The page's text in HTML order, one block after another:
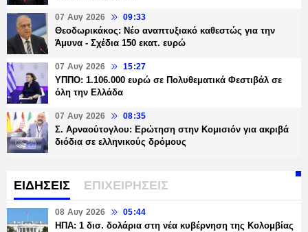
07 Αυγ 2026 09:33
Θεοδωρικάκος: Νέο αναπτυξιακό καθεστώς για την
Άμυνα - Σχέδια 150 εκατ. ευρώ
07 Αυγ 2026 15:27
ΥΠΠΟ: 1.106.000 ευρώ σε Πολυθεματικά Φεστιβάλ σε
όλη την Ελλάδα
07 Αυγ 2026 08:35
Σ. Αρναούτογλου: Ερώτηση στην Κομισιόν για ακριβά
διόδια σε ελληνικούς δρόμους
ΕΙΔΗΣΕΙΣ ΕΠΙΧΕΙΡΗΣΕΙΣ
08 Αυγ 2026 05:44
ΗΠΑ: 1 δισ. δολάρια στη νέα κυβέρνηση της Κολομβίας